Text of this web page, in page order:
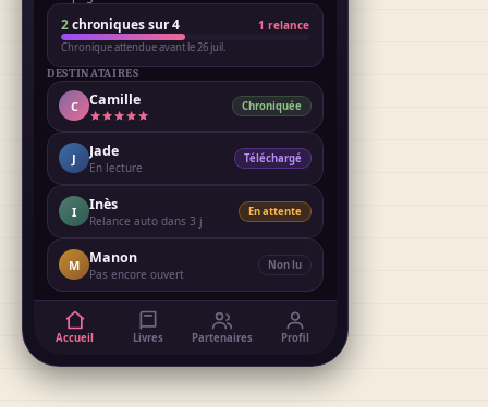
2chroniques sur 4 1 relance
Chronique attendue avant le 26 juil.
DESTINATAIRES
C Camille Chroniquée
J Jade
En lecture
Téléchargé
I Inès
Relance auto dans 3 j
En attente
M Manon
Pas encore ouvert
Non lu
Accueil Livres Partenaires Profil